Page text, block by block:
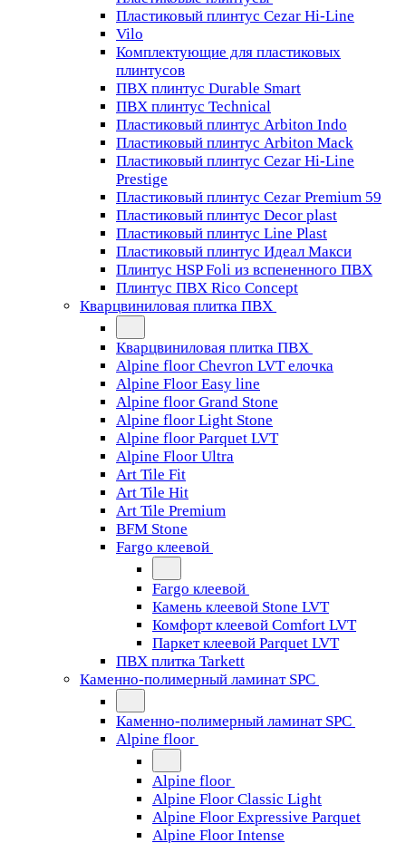
Пластиковый плинтус Cezar Hi-Line
Vilo
Комплектующие для пластиковых
плинтусов
ПВХ плинтус Durable Smart
ПВХ плинтус Technical
Пластиковый плинтус Arbiton Indo
Пластиковый плинтус Arbiton Mack
Пластиковый плинтус Cezar Hi-Line
Prestige
Пластиковый плинтус Cezar Premium 59
Пластиковый плинтус Decor plast
Пластиковый плинтус Line Plast
Пластиковый плинтус Идеал Макси
Плинтус HSP Foli из вспененного ПВХ
Плинтус ПВХ Rico Concept
Кварцвиниловая плитка ПВХ
Кварцвиниловая плитка ПВХ
Alpine floor Chevron LVT елочка
Alpine Floor Easy line
Alpine floor Grand Stone
Alpine floor Light Stone
Alpine floor Parquet LVT
Alpine Floor Ultra
Art Tile Fit
Art Tile Hit
Art Tile Premium
BFM Stone
Fargo клеевой
Fargo клеевой
Камень клеевой Stone LVT
Комфорт клеевой Comfort LVT
Паркет клеевой Parquet LVT
ПВХ плитка Tarkett
Каменно-полимерный ламинат SPC
Каменно-полимерный ламинат SPC
Alpine floor
Alpine floor
Alpine Floor Classic Light
Alpine Floor Expressive Parquet
Alpine Floor Intense